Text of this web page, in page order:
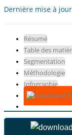
Dernière mise à
Résumé
Table des
Segmentation
Méthodologie
Infographie